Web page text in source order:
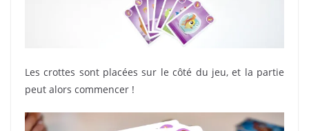
Les crottes sont placées sur le côté du jeu, et la partie
peut alors commencer !